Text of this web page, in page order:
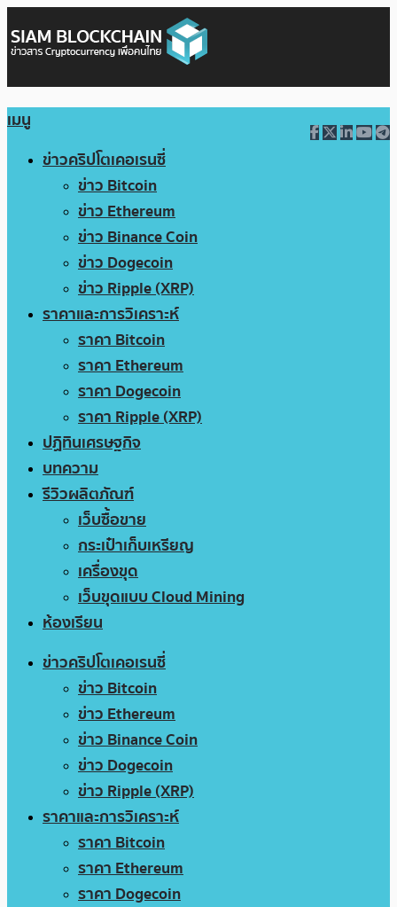
เมนู
ข่าวคริปโตเคอเรนซี่
ข่าว Bitcoin
ข่าว Ethereum
ข่าว Binance Coin
ข่าว Dogecoin
ข่าว Ripple (XRP)
ราคาและการวิเคราะห์
ราคา Bitcoin
ราคา Ethereum
ราคา Dogecoin
ราคา Ripple (XRP)
ปฏิทินเศรษฐกิจ
บทความ
รีวิวผลิตภัณฑ์
เว็บซื้อขาย
กระเป๋าเก็บเหรียญ
เครื่องขุด
เว็บขุดแบบ Cloud Mining
ห้องเรียน
ข่าวคริปโตเคอเรนซี่
ข่าว Bitcoin
ข่าว Ethereum
ข่าว Binance Coin
ข่าว Dogecoin
ข่าว Ripple (XRP)
ราคาและการวิเคราะห์
ราคา Bitcoin
ราคา Ethereum
ราคา Dogecoin